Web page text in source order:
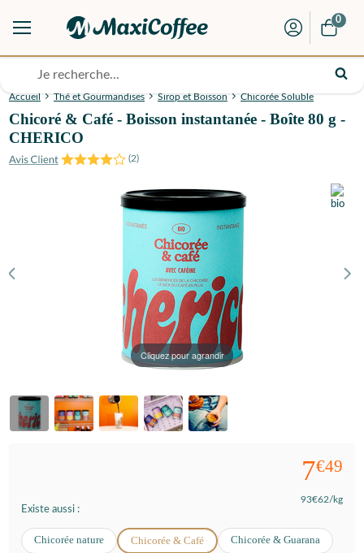
0
Accueil Thé et Gourmandises Sirop et Boisson Chicorée Soluble
Chicoré & Café - Boisson instantanée - Boîte 80 g -
CHERICO
(2)
Cliquez pour agrandir
7€49
93€62/kg
Existe aussi :
Chicorée nature Chicorée & Café Chicorée & Guarana